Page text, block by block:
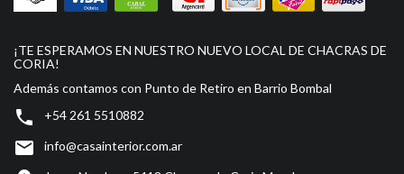
¡TE ESPERAMOS EN NUESTRO NUEVO LOCAL DE CHACRAS DE
CORIA!
Además contamos con Punto de Retiro en Barrio Bombal
 +54 261 5510882
 info@casainterior.com.ar